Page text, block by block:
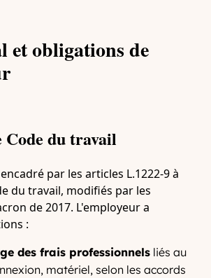
et obligations de
Code du travail
par les articles L.1222-9 à
du travail, modifiés par les
de 2017. L'employeur a
:
des frais professionnels liés au
matériel, selon les accords